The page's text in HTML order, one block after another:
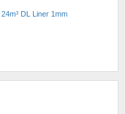
DL Liner 1mm